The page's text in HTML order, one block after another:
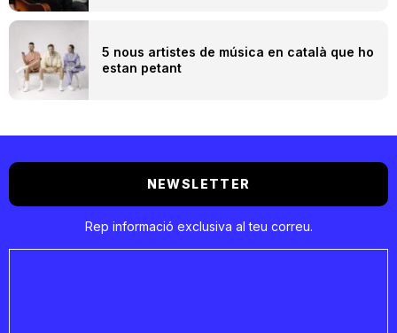
5 nous artistes de música en català que ho
estan petant
NEWSLETTER
Rep informació exclusiva al teu correu.